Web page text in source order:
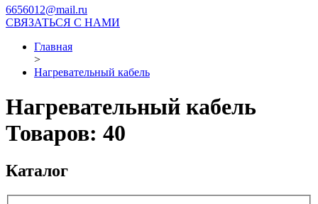
6656012@mail.ru
СВЯЗАТЬСЯ С НАМИ
Главная
>
Нагревательный кабель
Нагревательный кабель
Товаров: 40
Каталог